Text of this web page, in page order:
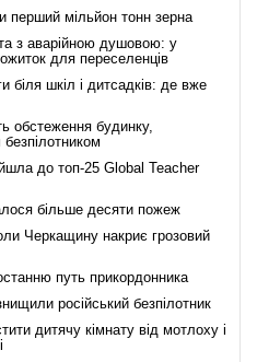
перший мільйон тонн зерна
з аварійною душовою: у
для переселенців
біля шкіл і дитсадків: де вже
обстеження будинку,
до топ-25 Global Teacher
більше десяти пожеж
Черкащину накриє грозовий
путь прикордонника
російський безпілотник
дитячу кімнату від мотлоху і